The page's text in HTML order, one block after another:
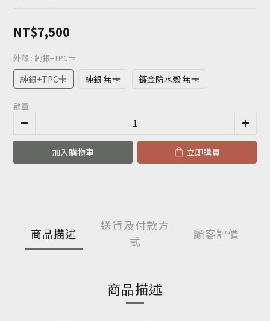
NT$7,500
外殼 : 純銀+TPC卡
純銀+TPC卡 純銀 無卡 鍍金防水殼 無卡
數量
加入購物車 立即購買
商品描述
送貨及付款方
式
顧客評價
商品描述